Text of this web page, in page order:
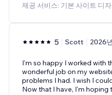
제공 서비스: 기본 사이트 디
5 Scott 2026
I'm so happy I worked with
wonderful job on my
problems I had. I wish I
Now that I have, I'm hoping